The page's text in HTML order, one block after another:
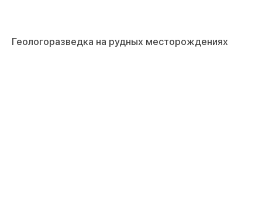
Геологоразведка на рудных месторождениях